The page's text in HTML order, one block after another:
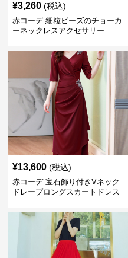
¥3,260 (税込)
赤コーデ 細粒ビーズのチョーカ
ーネックレスアクセサリー
¥13,600 (税込)
赤コーデ 宝石飾り付きVネック
ドレープロングスカートドレス